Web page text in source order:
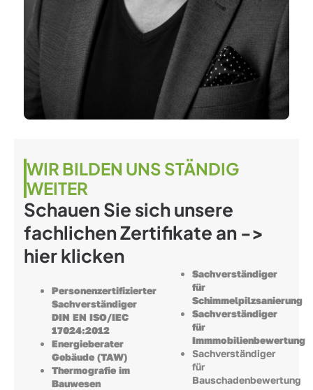
WIR BILDEN UNS STÄNDIG
WEITER
Schauen Sie sich unsere
fachlichen Zertifikate an ->
hier klicken
Personenzertifizierter
Sachverständiger
DIN EN ISO/IEC
17024:2012
Energieberater
Gebäude (TAW)
Thermografie im
Bauwesen
Sachverständiger
für
Schimmelpilzsanierung
Sachverständiger
für
Immmobilienbewertung
Sachverständiger
für
Bauschadenbewertung